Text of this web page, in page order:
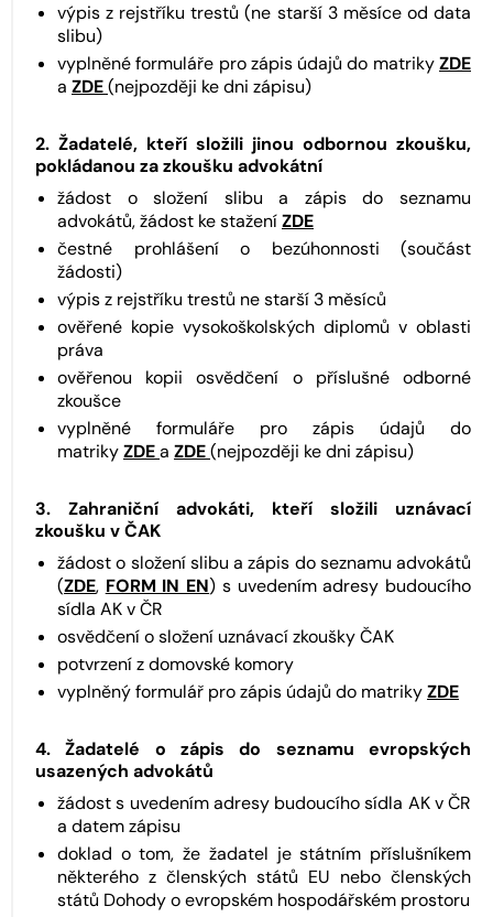
výpis z rejstříku trestů (ne starší 3 měsíce od data
slibu)
vyplněné formuláře pro zápis údajů do matrikyZDE
a ZDE(nejpozději ke dni zápisu)
2. Žadatelé, kteří složili jinou odbornou zkoušku,
pokládanou za zkoušku advokátní
žádost o složení slibu a zápis do seznamu
advokátů, žádost ke staženíZDE
čestné prohlášení o bezúhonnosti (součást
žádosti)
výpis z rejstříku trestů ne starší 3 měsíců
ověřené kopie vysokoškolských diplomů v oblasti
práva
ověřenou kopii osvědčení o příslušné odborné
zkoušce
vyplněné formuláře pro zápis údajů do
matrikyZDEa ZDE(nejpozději ke dni zápisu)
3. Zahraniční advokáti, kteří složili uznávací
zkoušku v ČAK
žádost o složení slibu a zápis do seznamu advokátů
(ZDE, FORM IN EN) s uvedením adresy budoucího
sídla AK v ČR
osvědčení o složení uznávací zkoušky ČAK
potvrzení z domovské komory
vyplněný formulář pro zápis údajů do matrikyZDE
4. Žadatelé o zápis do seznamu evropských
usazených advokátů
žádost s uvedením adresy budoucího sídla AK v ČR
a datem zápisu
doklad o tom, že žadatel je státním příslušníkem
některého z členských států EU nebo členských
států Dohody o evropském hospodářském prostoru